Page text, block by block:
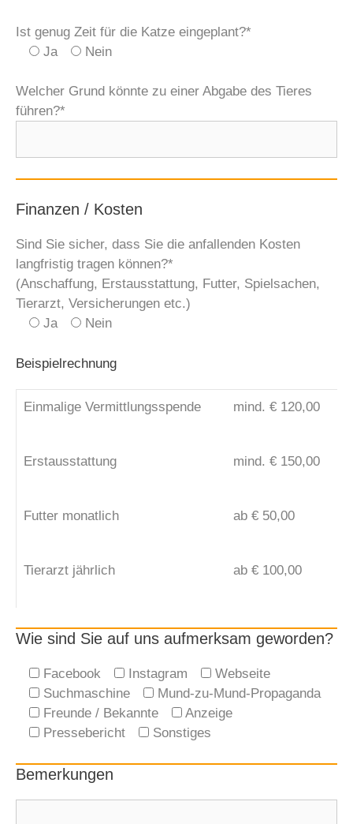
Ist genug Zeit für die Katze eingeplant?*
Ja
Nein
Welcher Grund könnte zu einer Abgabe des Tieres
führen?*
Finanzen / Kosten
Sind Sie sicher, dass Sie die anfallenden Kosten
langfristig tragen können?*
(Anschaffung, Erstausstattung, Futter, Spielsachen,
Tierarzt, Versicherungen etc.)
Ja
Nein
Beispielrechnung
Einmalige Vermittlungsspende mind. € 120,00
Erstausstattung mind. € 150,00
Futter monatlich ab € 50,00
Tierarzt jährlich ab € 100,00
Wie sind Sie auf uns aufmerksam geworden?
Facebook Instagram
Webseite
Suchmaschine
Mund-zu-Mund-Propaganda
Freunde / Bekannte
Anzeige
Pressebericht
Sonstiges
Bemerkungen